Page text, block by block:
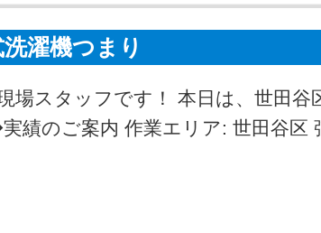
濯機つまり
スタッフです！ 本日は、世田谷
績のご案内 作業エリア: 世田谷区